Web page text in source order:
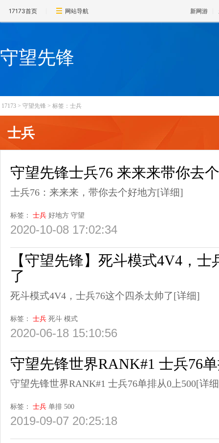
17173首页 网站导航 新网游
守望先锋
17173 > 守望先锋 > 标签：士兵
士兵
守望先锋士兵76 来来来带你去
士兵76：来来来，带你去个好地方[详细]
标签： 士兵 好地方 守望
2020-10-08 17:02:34
【守望先锋】死斗模式4V4，
了
死斗模式4V4，士兵76这个四杀太帅了[详细]
标签： 士兵 死斗 模式
2020-06-18 15:10:56
守望先锋世界RANK#1 士兵76
守望先锋世界RANK#1 士兵76单排从0上500[详
标签： 士兵 单排 500
2019-09-07 20:25:18